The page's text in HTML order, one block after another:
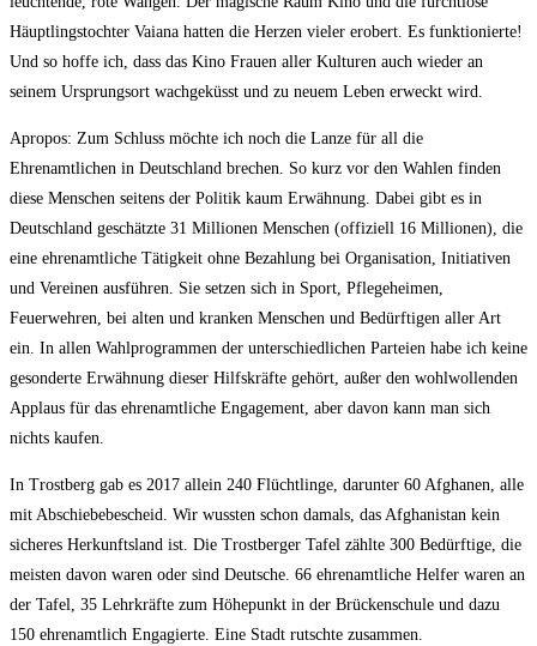
Häuptlingstochter Vaiana hatten die Herzen vieler erobert. Es funktionierte!
Und so hoffe ich, dass das Kino Frauen aller Kulturen auch wieder an
seinem Ursprungsort wachgeküsst und zu neuem Leben erweckt wird.
Apropos: Zum Schluss möchte ich noch die Lanze für all die
Ehrenamtlichen in Deutschland brechen. So kurz vor den Wahlen finden
diese Menschen seitens der Politik kaum Erwähnung. Dabei gibt es in
Deutschland geschätzte 31 Millionen Menschen (offiziell 16 Millionen), die
eine ehrenamtliche Tätigkeit ohne Bezahlung bei Organisation, Initiativen
und Vereinen ausführen. Sie setzen sich in Sport, Pflegeheimen,
Feuerwehren, bei alten und kranken Menschen und Bedürftigen aller Art
ein. In allen Wahlprogrammen der unterschiedlichen Parteien habe ich keine
gesonderte Erwähnung dieser Hilfskräfte gehört, außer den wohlwollenden
Applaus für das ehrenamtliche Engagement, aber davon kann man sich
nichts kaufen.
In Trostberg gab es 2017 allein 240 Flüchtlinge, darunter 60 Afghanen, alle
mit Abschiebebescheid. Wir wussten schon damals, das Afghanistan kein
sicheres Herkunftsland ist. Die Trostberger Tafel zählte 300 Bedürftige, die
meisten davon waren oder sind Deutsche. 66 ehrenamtliche Helfer waren an
der Tafel, 35 Lehrkräfte zum Höhepunkt in der Brückenschule und dazu
150 ehrenamtlich Engagierte. Eine Stadt rutschte zusammen.